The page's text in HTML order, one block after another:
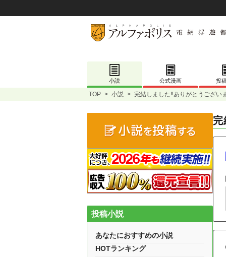
小説 公式漫画 投
TOP > 小説 > 完結しました‼️ありがとうござい
完
投稿小説
あなたにおすすめの小説
HOTランキング